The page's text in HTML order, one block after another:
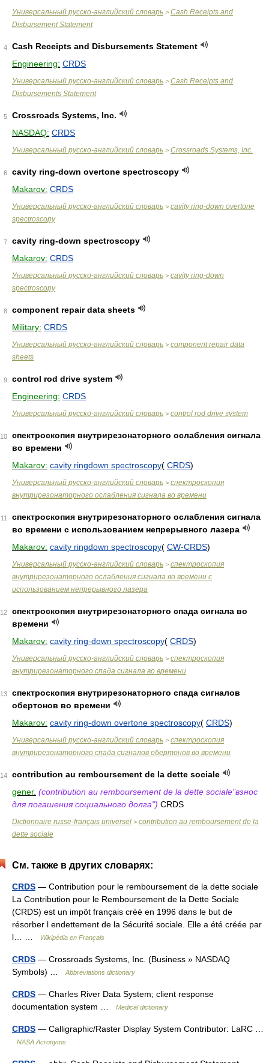
Универсальный русско-английский словарь > Cash Receipts and
Disbursement Statement
4
Cash Receipts and Disbursements Statement
Engineering: CRDS
Универсальный русско-английский словарь > Cash Receipts and
Disbursements Statement
5
Crossroads Systems, Inc.
NASDAQ: CRDS
Универсальный русско-английский словарь > Crossroads Systems, Inc.
6
cavity ring-down overtone spectroscopy
Makarov: CRDS
Универсальный русско-английский словарь > cavity ring-down overtone
spectroscopy
7
cavity ring-down spectroscopy
Makarov: CRDS
Универсальный русско-английский словарь > cavity ring-down
spectroscopy
8
component repair data sheets
Military: CRDS
Универсальный русско-английский словарь > component repair data
sheets
9
control rod drive system
Engineering: CRDS
Универсальный русско-английский словарь > control rod drive system
10
спектроскопия внутрирезонаторного ослабления сигнала
во времени
Makarov: cavity ringdown spectroscopy( CRDS)
Универсальный русско-английский словарь > спектроскопия
внутрирезонаторного ослабления сигнала во времени
11
спектроскопия внутрирезонаторного ослабления сигнала
во времени с использованием непрерывного лазера
Makarov: cavity ringdown spectroscopy( CW-CRDS)
Универсальный русско-английский словарь > спектроскопия
внутрирезонаторного ослабления сигнала во времени с
использованием непрерывного лазера
12
спектроскопия внутрирезонаторного спада сигнала во
времени
Makarov: cavity ring-down spectroscopy( CRDS)
Универсальный русско-английский словарь > спектроскопия
внутрирезонаторного спада сигнала во времени
13
спектроскопия внутрирезонаторного спада сигналов
обертонов во времени
Makarov: cavity ring-down overtone spectroscopy( CRDS)
Универсальный русско-английский словарь > спектроскопия
внутрирезонаторного спада сигналов обертонов во времени
14
contribution au remboursement de la dette sociale
gener. (contribution au remboursement de la dette sociale"взнос
для погашения социального долга") CRDS
Dictionnaire russe-français universel > contribution au remboursement de la
dette sociale
См. также в других словарях:
CRDS — Contribution pour le remboursement de la dette sociale
La Contribution pour le Remboursement de la Dette Sociale
(CRDS) est un impôt français créé en 1996 dans le but de
résorber l endettement de la Sécurité sociale. Elle a été créée par
l… …
Wikipédia en Français
CRDS — Crossroads Systems, Inc. (Business » NASDAQ
Symbols) …
Abbreviations dictionary
CRDS — Charles River Data System; client response
documentation system …
Medical dictionary
CRDS — Calligraphic/Raster Display System Contributor: LaRC …
NASA Acronyms